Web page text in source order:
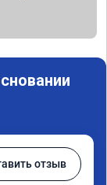
отзыв